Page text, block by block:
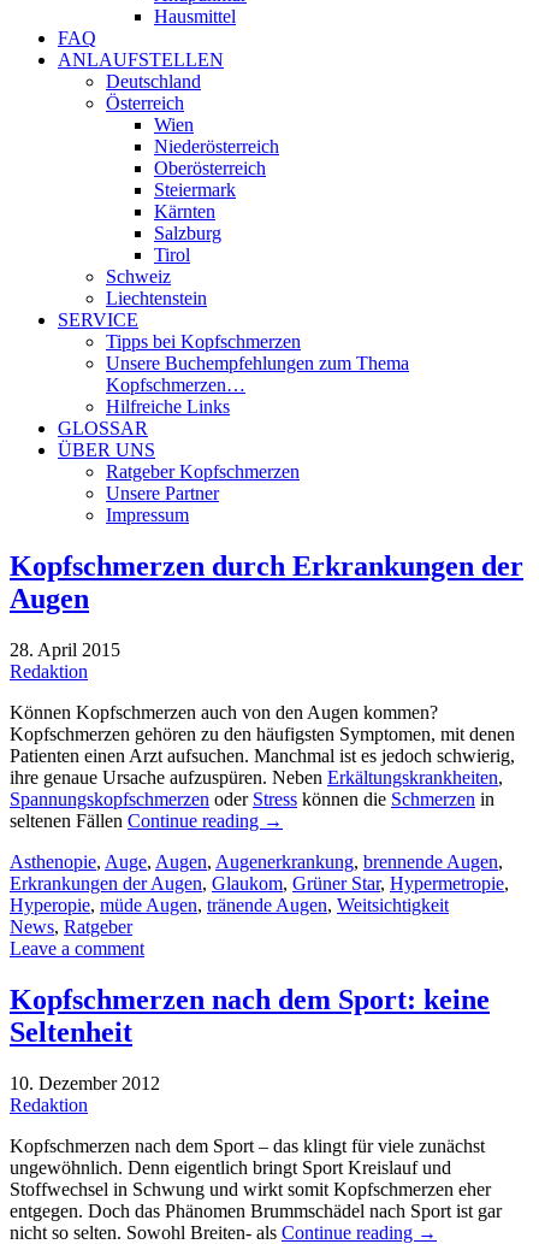
Hausmittel
FAQ
ANLAUFSTELLEN
Deutschland
Österreich
Wien
Niederösterreich
Oberösterreich
Steiermark
Kärnten
Salzburg
Tirol
Schweiz
Liechtenstein
SERVICE
Tipps bei Kopfschmerzen
Unsere Buchempfehlungen zum Thema
Kopfschmerzen…
Hilfreiche Links
GLOSSAR
ÜBER UNS
Ratgeber Kopfschmerzen
Unsere Partner
Impressum
Kopfschmerzen durch Erkrankungen der
Augen
28. April 2015
Redaktion
Können Kopfschmerzen auch von den Augen kommen?
Kopfschmerzen gehören zu den häufigsten Symptomen, mit denen
Patienten einen Arzt aufsuchen. Manchmal ist es jedoch schwierig,
ihre genaue Ursache aufzuspüren. Neben Erkältungskrankheiten,
Spannungskopfschmerzen oder Stress können die Schmerzen in
seltenen Fällen Continue reading →
Asthenopie, Auge, Augen, Augenerkrankung, brennende Augen,
Erkrankungen der Augen, Glaukom, Grüner Star, Hypermetropie,
Hyperopie, müde Augen, tränende Augen, Weitsichtigkeit
News, Ratgeber
Leave a comment
Kopfschmerzen nach dem Sport: keine
Seltenheit
10. Dezember 2012
Redaktion
Kopfschmerzen nach dem Sport – das klingt für viele zunächst
ungewöhnlich. Denn eigentlich bringt Sport Kreislauf und
Stoffwechsel in Schwung und wirkt somit Kopfschmerzen eher
entgegen. Doch das Phänomen Brummschädel nach Sport ist gar
nicht so selten. Sowohl Breiten- als Continue reading →